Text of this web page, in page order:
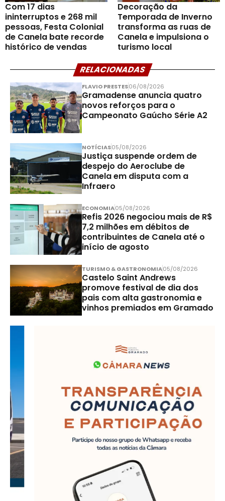
Com 17 dias
ininterruptos e 268 mil
pessoas, Festa Colonial
de Canela bate recorde
histórico de vendas
Decoração da
Temporada de Inverno
transforma as ruas de
Canela e impulsiona o
turismo local
RELACIONADAS
FLAVIO PRESTES06/08/2026
Gramadense anuncia quatro
novos reforços para o
Campeonato Gaúcho Série A2
NOTÍCIAS05/08/2026
Justiça suspende ordem de
despejo do Aeroclube de
Canela em disputa com a
Infraero
ECONOMIA05/08/2026
Refis 2026 negociou mais de R$
7,2 milhões em débitos de
contribuintes de Canela até o
início de agosto
TURISMO & GASTRONOMIA05/08/2026
Castelo Saint Andrews
promove festival de dia dos
pais com alta gastronomia e
vinhos premiados em Gramado